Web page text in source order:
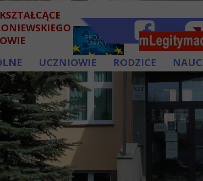
UCZNIOWIE RODZICE